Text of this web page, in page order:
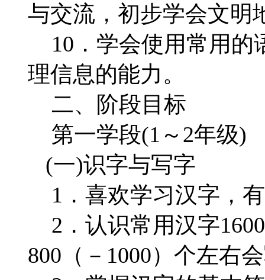
与交流，初步学会文明
10．学会使用常用的
理信息的能力。
二、阶段目标
第一学段(1～2年级)
(一)识字与写字
1．喜欢学习汉字，
2．认识常用汉字
800（－1000）个左右